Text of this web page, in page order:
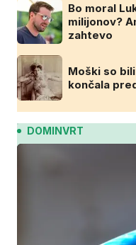
Bo moral
milijonov?
zahtevo
Moški so
končala
DOMINVRT